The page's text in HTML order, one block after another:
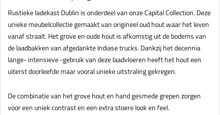
Rustieke ladekast Dublin is onderdeel van onze Capital Collection. Deze
unieke meubelcollectie gemaakt van origineel oud hout waar het leven
vanaf straalt. Het grove en oude hout is afkomstig uit de bodems van
de laadbakken van afgedankte Indiase trucks. Dankzij het decennia
lange- intensieve -gebruik van deze laadvloeren heeft het hout een
uiterst doorleefde maar vooral unieke uitstraling gekregen.
De combinatie van het grove hout en hand gesmede grepen zorgen
voor een uniek contrast en een extra stoere look en feel.